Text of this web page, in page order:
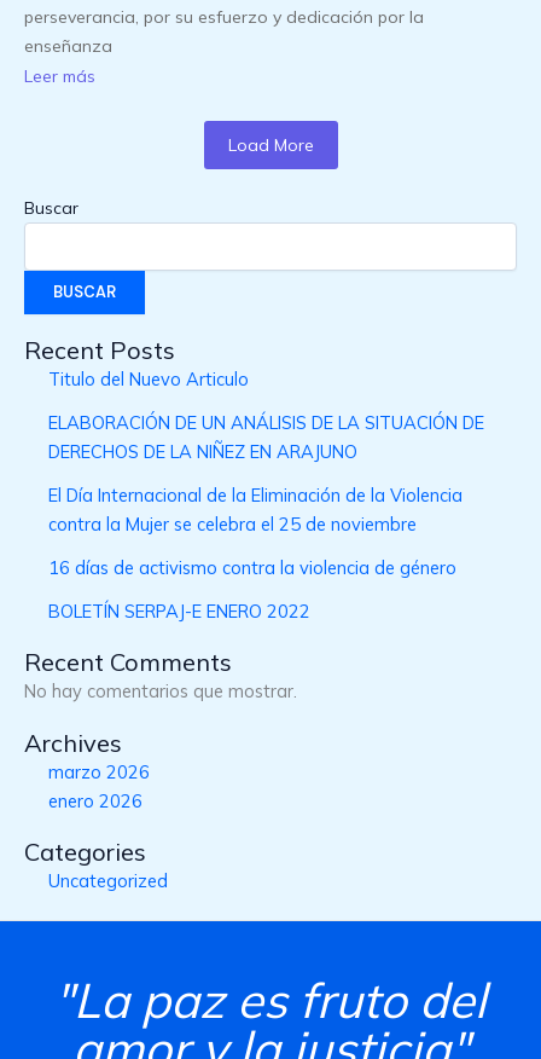
perseverancia, por su esfuerzo y dedicación por la
enseñanza
Leer más
Load More
Buscar
BUSCAR
Recent Posts
Titulo del Nuevo Articulo
ELABORACIÓN DE UN ANÁLISIS DE LA SITUACIÓN DE
DERECHOS DE LA NIÑEZ EN ARAJUNO
El Día Internacional de la Eliminación de la Violencia
contra la Mujer se celebra el 25 de noviembre
16 días de activismo contra la violencia de género
BOLETÍN SERPAJ-E ENERO 2022
Recent Comments
No hay comentarios que mostrar.
Archives
marzo 2026
enero 2026
Categories
Uncategorized
"La paz es fruto del